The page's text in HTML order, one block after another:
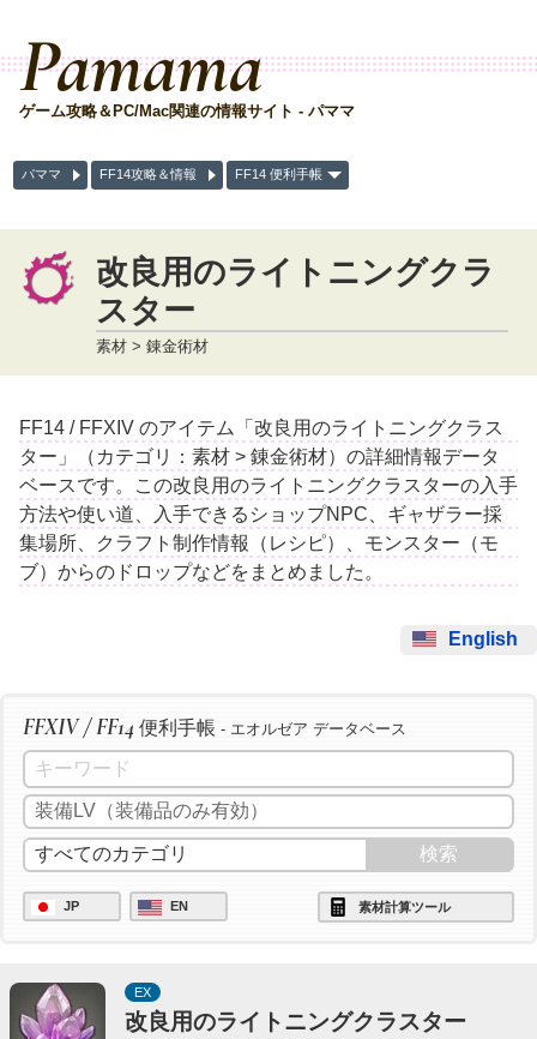
Pamama
ゲーム攻略＆PC/Mac関連の情報サイト - パママ
パママ FF14攻略＆情報 FF14 便利手帳
改良用のライトニングクラ
スター
素材 > 錬金術材
FF14 / FFXIV のアイテム「改良用のライトニングクラス
ター」（カテゴリ：素材 > 錬金術材）の詳細情報データ
ベースです。この改良用のライトニングクラスターの入手
方法や使い道、入手できるショップNPC、ギャザラー採
集場所、クラフト制作情報（レシピ）、モンスター（モ
ブ）からのドロップなどをまとめました。
English
FFXIV / FF14 便利手帳 - エオルゼア データベース
JP EN 素材計算ツール
EX
改良用のライトニングクラスター